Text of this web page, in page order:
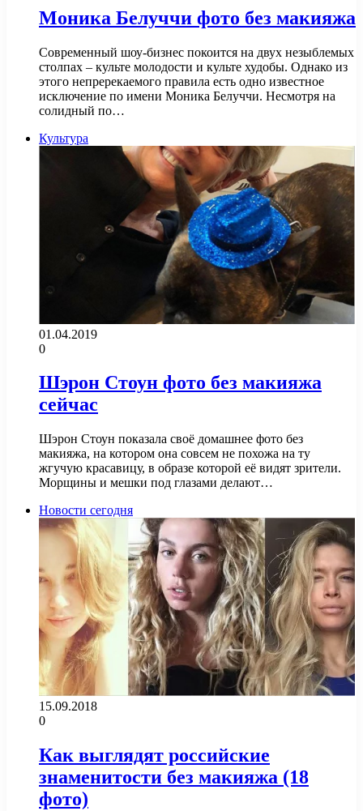
Моника Белуччи фото без макияжа
Современный шоу-бизнес покоится на двух незыблемых
столпах – культе молодости и культе худобы. Однако из
этого непререкаемого правила есть одно известное
исключение по имени Моника Белуччи. Несмотря на
солидный по…
Культура
01.04.2019
0
Шэрон Стоун фото без макияжа
сейчас
Шэрон Стоун показала своё домашнее фото без
макияжа, на котором она совсем не похожа на ту
жгучую красавицу, в образе которой её видят зрители.
Морщины и мешки под глазами делают…
Новости сегодня
15.09.2018
0
Как выглядят российские
знаменитости без макияжа (18
фото)